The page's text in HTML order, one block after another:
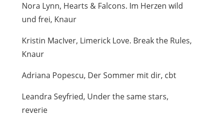
Nora Lynn, Hearts & Falcons. Im Herzen wild
und frei, Knaur
Kristin MacIver, Limerick Love. Break the Rules,
Knaur
Adriana Popescu, Der Sommer mit dir, cbt
Leandra Seyfried, Under the same stars,
reverie